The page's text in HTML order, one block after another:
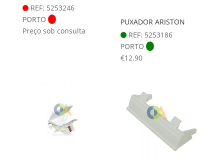
REF: 5253246
PORTO
Preço sob consulta
PUXADOR ARISTON
REF: 5253186
PORTO
€12.90